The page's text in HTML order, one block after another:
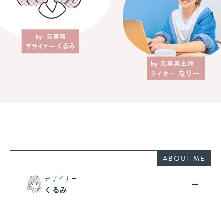
ABOUT ME
デザイナー
くるみ